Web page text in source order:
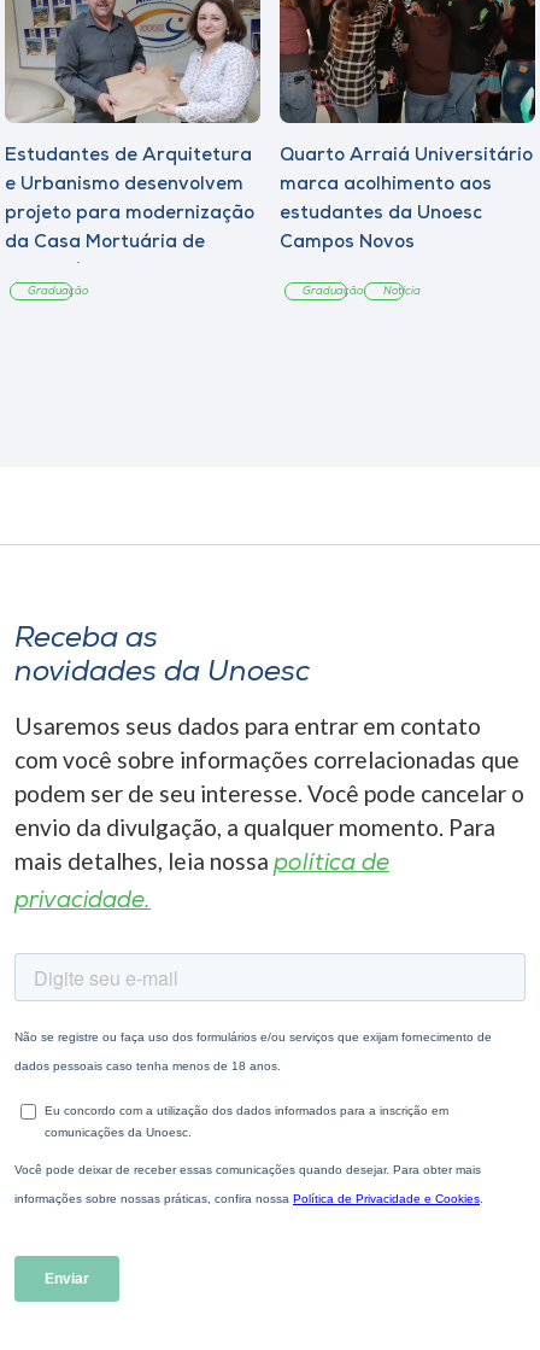
Estudantes de Arquitetura
e Urbanismo desenvolvem
projeto para modernização
da Casa Mortuária de
Graduação
Quarto Arraiá Universitário
marca acolhimento aos
estudantes da Unoesc
Campos Novos
Graduação Notícia
Receba as
novidades da Unoesc
Usaremos seus dados para entrar em contato
com você sobre informações correlacionadas que
podem ser de seu interesse. Você pode cancelar o
envio da divulgação, a qualquer momento. Para
mais detalhes, leia nossa política de
privacidade.